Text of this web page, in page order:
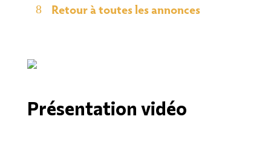
Retour à toutes les annonces
Présentation vidéo